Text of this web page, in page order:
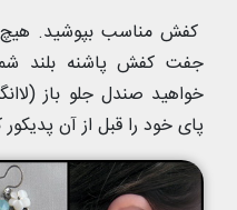
کفش مناسب بپوشید. هیچ
جفت کفش پاشنه بلند
خواهید صندل جلو باز
پای خود را قبل از آن پدیکور